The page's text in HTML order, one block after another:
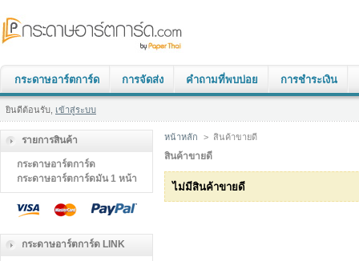
กระดาษอาร์ตการ์ด การจัดส่ง คำถามที่พบบ่อย การชำระเงิน
ยินดีต้อนรับ, เข้าสู่ระบบ
รายการสินค้า
กระดาษอาร์ตการ์ด
กระดาษอาร์ตการ์ดมัน 1 หน้า
กระดาษอาร์ตการ์ด LINK
หน้าหลัก > สินค้าขายดี
สินค้าขายดี
ไม่มีสินค้าขายดี